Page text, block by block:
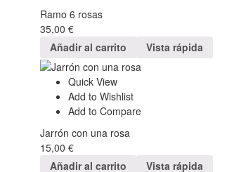
Ramo 6 rosas
35,00 €
Añadir al carrito
Vista rápida
Quick View
Add to Wishlist
Add to Compare
Jarrón con una rosa
15,00 €
Añadir al carrito
Vista rápida